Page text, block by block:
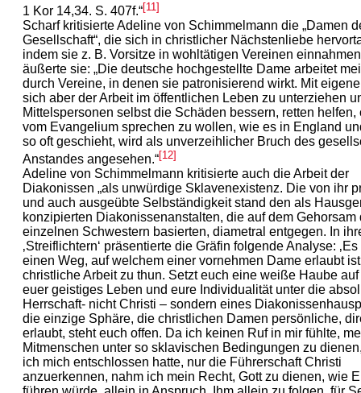
1 Kor 14,34. S. 407f.“[11]
Scharf kritisierte Adeline von Schimmelmann die „Damen
Gesellschaft“, die sich in christlicher Nächstenliebe
indem sie z. B. Vorsitze in wohltätigen Vereinen
äußerte sie: „Die deutsche hochgestellte Dame arbeitet
durch Vereine, in denen sie patronisierend wirkt. Mit
sich aber der Arbeit im öffentlichen Leben zu unterziehen
Mittelspersonen selbst die Schäden bessern, retten helfen,
vom Evangelium sprechen zu wollen, wie es in England
so oft geschieht, wird als unverzeihlicher Bruch des
Anstandes angesehen.“[12]
Adeline von Schimmelmann kritisierte auch die Arbeit der
Diakonissen „als unwürdige Sklavenexistenz. Die von ihr
und auch ausgeübte Selbständigkeit stand den als
konzipierten Diakonissenanstalten, die auf dem Gehorsam
einzelnen Schwestern basierten, diametral entgegen. In
‚Streiflichtern‘ präsentierte die Gräfin folgende Analyse:
einen Weg, auf welchem einer vornehmen Dame erlaubt
christliche Arbeit zu thun. Setzt euch eine weiße Haube
euer geistiges Leben und eure Individualität unter die
Herrschaft- nicht Christi – sondern eines
die einzige Sphäre, die christlichen Damen persönliche,
erlaubt, steht euch offen. Da ich keinen Ruf in mir fühlte,
Mitmenschen unter so sklavischen Bedingungen zu
ich mich entschlossen hatte, nur die Führerschaft Christi
anzuerkennen, nahm ich mein Recht, Gott zu dienen, wie